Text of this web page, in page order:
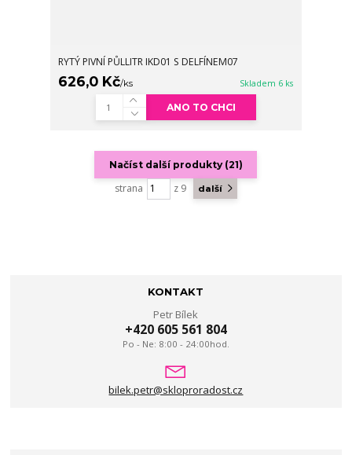
RYTÝ PIVNÍ PŮLLITR IKD01 S DELFÍNEM07
626,0 Kč/ks Skladem 6 ks
ANO TO CHCI
Načíst další produkty (21)
strana z 9 další
KONTAKT
Petr Bílek
+420 605 561 804
Po - Ne: 8:00 - 24:00hod.
bilek.petr@skloproradost.cz